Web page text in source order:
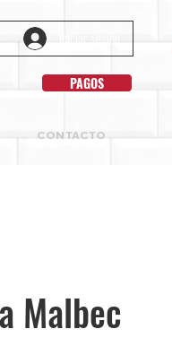
Iniciar sesión
PAGOS
CONTACTO
Malbec